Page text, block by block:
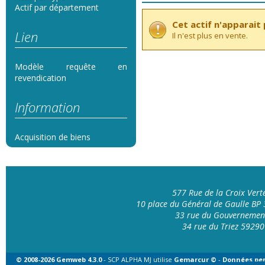
Actif par département
Lien
Modèle requête en
revendication
Information
Acquisition de biens
Cet actif n'apparait
Il n'est plus en vente.
577 Rue de la Croix
10 place du Général de Gaulle BP
33 rue du
34 rue du Triez 59290
© 2008-2026 Gemweb 4.3.0- SCP ALPHA MJ utilise Gemarcur © - Données